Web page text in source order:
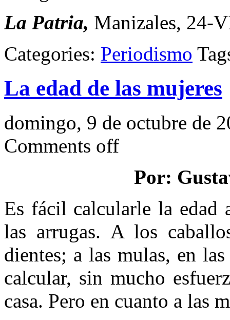
La Patria, Manizales, 24-
Categories: Periodismo
La edad de las mujeres
domingo, 9 de octubre de
Comments off
Por:
Es fácil calcularle la edad
las arrugas. A los
dientes; a las mulas, en
calcular, sin mucho
casa. Pero en cuanto a las